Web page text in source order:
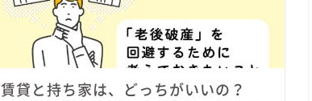
賃貸と持ち家は、どっちがいいの？